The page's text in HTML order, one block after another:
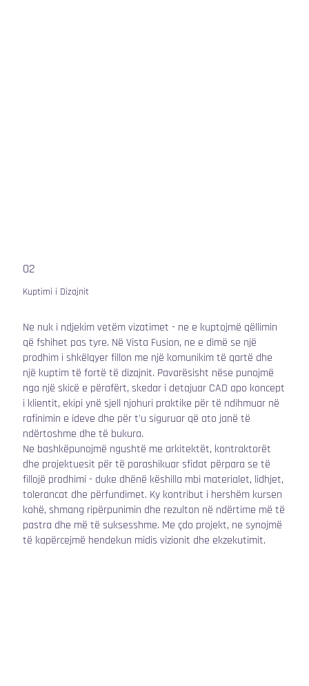
02
Kuptimi i Dizajnit
Ne nuk i ndjekim vetëm vizatimet - ne e kuptojmë qëllimin
që fshihet pas tyre. Në Vista Fusion, ne e dimë se një
prodhim i shkëlqyer fillon me një komunikim të qartë dhe
një kuptim të fortë të dizajnit. Pavarësisht nëse punojmë
nga një skicë e përafërt, skedar i detajuar CAD apo koncept
i klientit, ekipi ynë sjell njohuri praktike për të ndihmuar në
rafinimin e ideve dhe për t'u siguruar që ato janë të
ndërtoshme dhe të bukura.
Ne bashkëpunojmë ngushtë me arkitektët, kontraktorët
dhe projektuesit për të parashikuar sfidat përpara se të
fillojë prodhimi - duke dhënë këshilla mbi materialet, lidhjet,
tolerancat dhe përfundimet. Ky kontribut i hershëm kursen
kohë, shmang ripërpunimin dhe rezulton në ndërtime më të
pastra dhe më të suksesshme. Me çdo projekt, ne synojmë
të kapërcejmë hendekun midis vizionit dhe ekzekutimit.